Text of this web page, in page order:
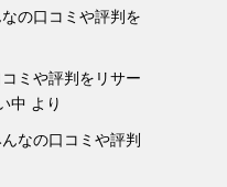
の口コミや評判を
ミや評判をリサー
中 より
なの口コミや評判